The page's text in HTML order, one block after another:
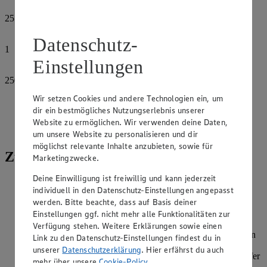
25
1
Avocado, z.B. EDEKA mit Apeel-Schutzhülle
250
Salz
Pfeffer
Zubereitung
Den Mangoldsalat putzen und waschen. Große Blätter in
Streifen schneiden. Die Kirschtomaten waschen und
halbieren. Die Kerne aus dem Granatapfel herauslösen. Die
Gurke waschen und in dünne Scheiben schneiden.
Die Schalotten schälen und fein würfeln. Den Essig und den
Senf mit den Schalottenwürfeln verrühren. Mit beiden
Ölsorten zu einem Dressing verschlagen, mit Salz und Pfeffer
Datenschutz-
Einstellungen
Wir setzen Cookies und andere Technologien ein, um
dir ein bestmögliches Nutzungserlebnis unserer
Website zu ermöglichen. Wir verwenden deine Daten,
um unsere Website zu personalisieren und dir
möglichst relevante Inhalte anzubieten, sowie für
Marketingzwecke.
Deine Einwilligung ist freiwillig und kann jederzeit
individuell in den Datenschutz-Einstellungen angepasst
werden. Bitte beachte, dass auf Basis deiner
Einstellungen ggf. nicht mehr alle Funktionalitäten zur
Verfügung stehen. Weitere Erklärungen sowie einen
Link zu den Datenschutz-Einstellungen findest du in
unserer Datenschutzerklärung. Hier erfährst du auch
mehr über unsereCookie-Policy.